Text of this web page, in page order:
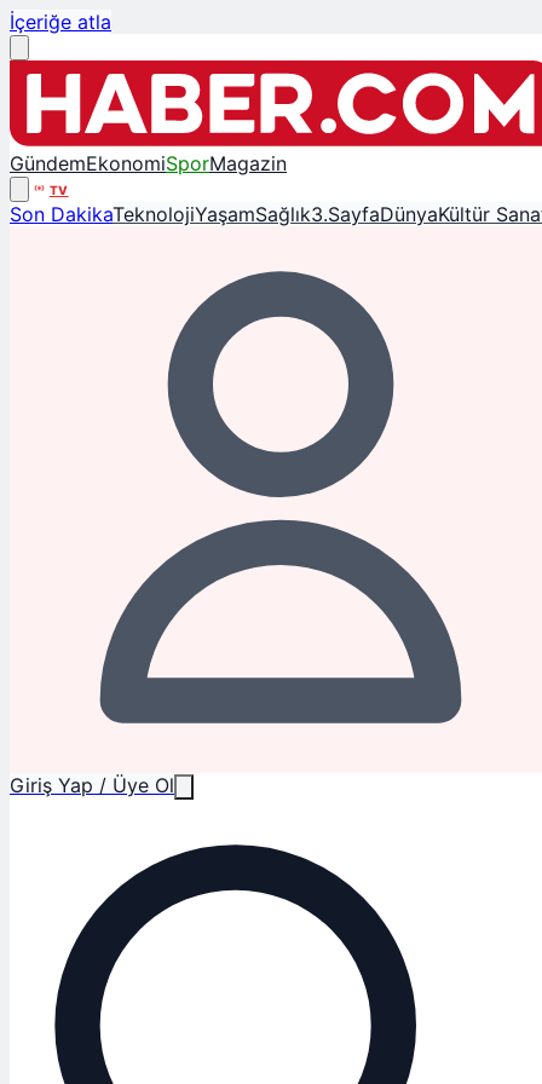
İçeriğe atla
GündemEkonomiSporMagazin
TV
Son DakikaTeknolojiYaşamSağlık3.SayfaDünyaKültür
Giriş Yap / Üye Ol